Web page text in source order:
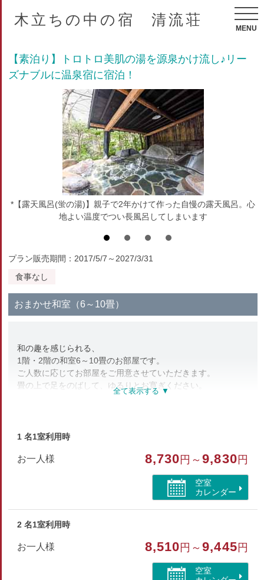
木立ちの中の宿 清流荘
MENU
【素泊り】トロトロ美肌の湯を源泉かけ流し♪リー
ズナブルに温泉宿に宿泊！
*【露天風呂(蛍の湯)】親子で2年かけて作った自慢の露天風呂。心
地よい温度でつい長風呂してしまいます
プラン販売期間：2017/5/7～2027/3/31
食事なし
おまかせ和室（6～10畳）
和の趣を感じられる、
1階・2階の和室6～10畳のお部屋です。
ご人数に応じてお部屋をご用意させていただきます。
畳の上で足をのばして、ゆるりとお寛ぎください。
話/スリッパ/
ラシ/
部屋種別
和室
部屋特徴
1 名1室利用時
お一人様 8,730 円～9,830 円
空室
カレンダー
2 名1室利用時
お一人様 8,510 円～9,445 円
空室